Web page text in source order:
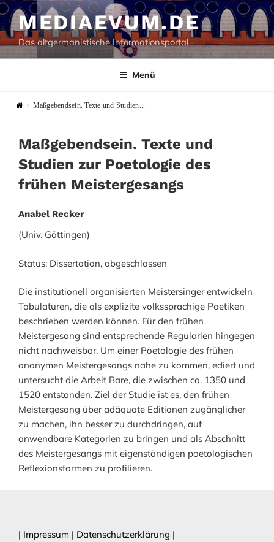
Zum
Inhalt
springen
MEDIAEVUM.DE
Das altgermanistische Informationsportal
Menü
» Maßgebendsein. Texte und Studien...
Maßgebendsein. Texte und
Studien zur Poetologie des
frühen Meistergesangs
Anabel Recker
(Univ. Göttingen)
Status: Dissertation, abgeschlossen
Die institutionell organisierten Meistersinger entwickeln
Tabulaturen, die als explizite volkssprachige Poetiken
beschrieben werden können. Für den frühen
Meistergesang sind entsprechende Regularien hingegen
nicht nachweisbar. Um einer Poetologie des frühen
anonymen Meistergesangs nahe zu kommen, ediert und
untersucht die Arbeit Bare, die zwischen ca. 1350 und
1520 entstanden. Ziel der Studie ist es, den frühen
Meistergesang über adäquate Editionen zugänglicher
zu machen, ihn besser zu durchdringen, auf
anwendbare Kategorien zu bringen und als Abschnitt
des Meistergesangs mit eigenständigen poetologischen
Reflexionsformen zu profilieren.
| Impressum | Datenschutzerklärung |